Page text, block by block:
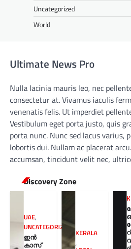
Uncategorized
World
Ultimate News Pro
Nulla lacinia mauris leo, nec
consectetur at. Vivamus iaculis
venenatis felis. Ut imperdiet
Vestibulum eget porta justo, quis
porta nunc. Nunc sed lacus varius,
lobortis dui. Nullam ac placerat
accumsan, tincidunt velit nec,
Discovery Zone
UAE,
UNCATEGORIZED
ഇൻ
കാസ്
KERALA
,